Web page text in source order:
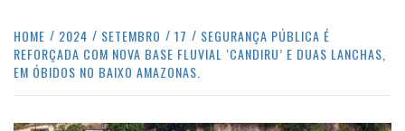
HOME 2024 SETEMBRO 17
SEGURANÇA PÚBLICA É
REFORÇADA COM NOVA BASE FLUVIAL ‘CANDIRU’ E DUAS LANCHAS,
EM ÓBIDOS NO BAIXO AMAZONAS.